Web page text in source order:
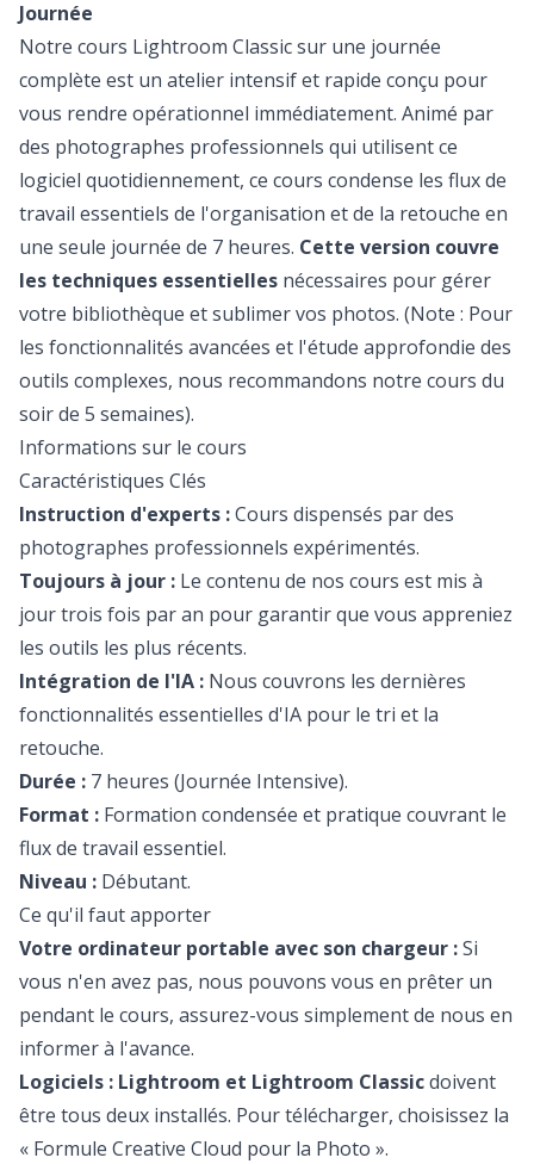
Journée
Notre cours Lightroom Classic sur une journée
complète est un atelier intensif et rapide conçu pour
vous rendre opérationnel immédiatement. Animé par
des photographes professionnels qui utilisent ce
logiciel quotidiennement, ce cours condense les flux de
travail essentiels de l'organisation et de la retouche en
une seule journée de 7 heures. Cette version couvre
les techniques essentielles nécessaires pour gérer
votre bibliothèque et sublimer vos photos. (Note : Pour
les fonctionnalités avancées et l'étude approfondie des
outils complexes, nous recommandons notre cours du
soir de 5 semaines).
Informations sur le cours
Caractéristiques Clés
Instruction d'experts :Cours dispensés par des
photographes professionnels expérimentés.
Toujours à jour : Le contenu de nos cours est mis à
jour trois fois par an pour garantir que vous appreniez
les outils les plus récents.
Intégration de l'IA : Nous couvrons les dernières
fonctionnalités essentielles d'IA pour le tri et la
retouche.
Durée : 7 heures (Journée Intensive).
Format : Formation condensée et pratique couvrant le
flux de travail essentiel.
Niveau : Débutant.
Ce qu'il faut apporter
Votre ordinateur portable avec son chargeur :Si
vous n'en avez pas, nous pouvons vous en prêter un
pendant le cours, assurez-vous simplement de nous en
informer à l'avance.
Logiciels : Lightroom et Lightroom Classicdoivent
être tous deux installés. Pour télécharger, choisissez la
« Formule Creative Cloud pour la Photo ».